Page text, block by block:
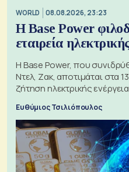
WORLD 08.08.2026, 23:23
Η Base Power
εταιρεία
Η Base Power, που
Ντελ, Ζακ, αποτιμάται στα
ζήτηση ηλεκτρικής
Ευθύμιος Τσιλιόπουλος